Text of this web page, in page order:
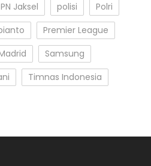
PN Jaksel polisi
Polri
Premier League
Samsung
Timnas Indonesia